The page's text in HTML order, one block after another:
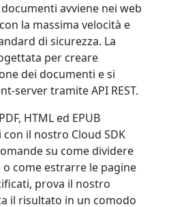
avviene nei web
la massima velocità e
di sicurezza. La
per creare
dei documenti e si
server tramite API REST.
HTML ed EPUB
il nostro Cloud SDK
su come dividere
come estrarre le pagine
prova il nostro
il risultato in un comodo